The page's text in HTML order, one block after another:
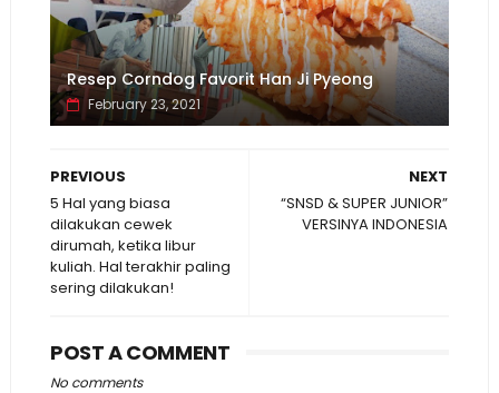
Resep Corndog Favorit Han Ji Pyeong
February 23, 2021
NEXT
“SNSD & SUPER JUNIOR”
VERSINYA INDONESIA
PREVIOUS
5 Hal yang biasa
dilakukan cewek
dirumah, ketika libur
kuliah. Hal terakhir paling
sering dilakukan!
POST A COMMENT
No comments